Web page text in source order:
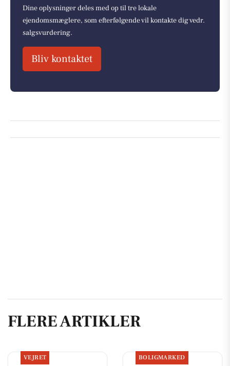
Dine oplysninger deles med op til tre lokale
ejendomsmæglere, som efterfølgende vil kontakte dig vedr.
salgsvurdering.
Bliv kontaktet
FLERE ARTIKLER
VEJRET BOLIGMARKED